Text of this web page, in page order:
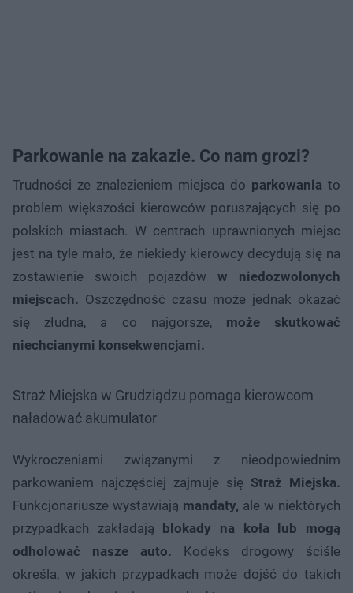
Parkowanie na zakazie. Co nam grozi?
Trudności ze znalezieniem miejsca do parkowania to
problem większości kierowców poruszających się po
polskich miastach. W centrach uprawnionych miejsc
jest na tyle mało, że niekiedy kierowcy decydują się na
zostawienie swoich pojazdów w niedozwolonych
miejscach. Oszczędność czasu może jednak okazać
się złudna, a co najgorsze, może skutkować
niechcianymi konsekwencjami.
Straż Miejska w Grudziądzu pomaga kierowcom
naładować akumulator
Wykroczeniami związanymi z nieodpowiednim
parkowaniem najczęściej zajmuje się Straż Miejska.
Funkcjonariusze wystawiają mandaty, ale w niektórych
przypadkach zakładają blokady na koła lub mogą
odholować nasze auto. Kodeks drogowy ściśle
określa, w jakich przypadkach może dojść do takich